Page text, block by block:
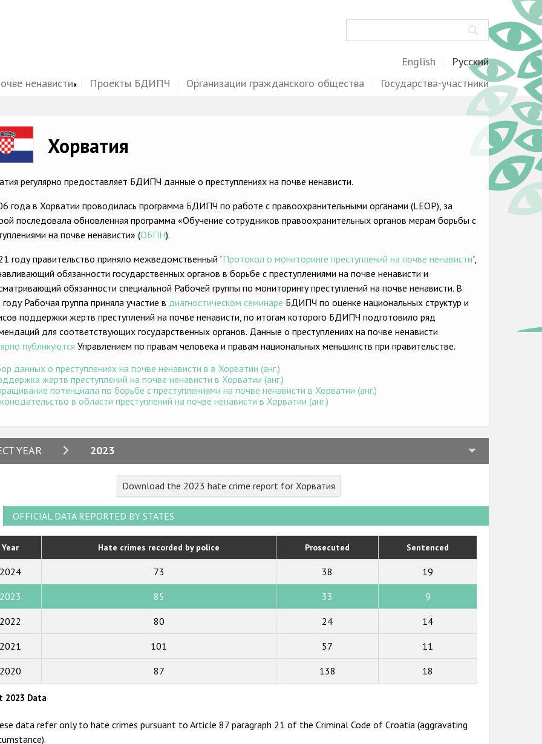
English Русский
ненависти Проекты БДИПЧ Организации гражданского общества Государства-участники
Хорватия
регулярно предоставляет БДИПЧ данные о преступлениях на почве ненависти.
года в Хорватии проводилась программа БДИПЧ по работе с правоохранительными органами (LEOP), за
последовала обновленная программа «Обучение сотрудников правоохранительных органов мерам борьбы с
на почве ненависти» (ОБПН).
году правительство приняло межведомственный "Протокол о мониторинге преступлений на почве ненависти",
обязанности государственных органов в борьбе с преступлениями на почве ненависти и
обязанности специальной Рабочей группы по мониторингу преступлений на почве ненависти. В
Рабочая группа приняла участие в диагностическом семинаре БДИПЧ по оценке национальных структур и
поддержки жертв преступлений на почве ненависти, по итогам которого БДИПЧ подготовило ряд
для соответствующих государственных органов. Данные о преступлениях на почве ненависти
публикуются Управлением по правам человека и правам национальных меньшинств при правительстве.
данных о преступлениях на почве ненависти в в Хорватии (анг.)
жертв преступлений на почве ненависти в Хорватии (анг.)
потенциала по борьбе с преступлениями на почве ненависти в Хорватии (анг.)
в области преступлений на почве ненависти в Хорватии (анг.)
YEAR 2023
2024
2021
2020
2019
2011
Download the 2023 hate crime report for Хорватия
OFFICIAL DATA REPORTED BY STATES
Year Hate crimes recorded by police Prosecuted Sentenced
2024 73 38 19
2023 85 33 9
2022 80 24 14
2021 101 57 11
2020 87 138 18
2023 Data
data refer only to hate crimes pursuant to Article 87 paragraph 21 of the Criminal Code of Croatia (aggravating